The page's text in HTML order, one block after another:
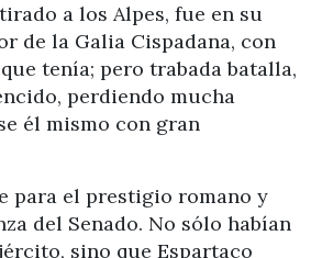
a los Alpes, fue en su
de la Galia Cispadana, con
tenía; pero trabada batalla,
perdiendo mucha
él mismo con gran
para el prestigio romano y
del Senado. No sólo habían
sino que Espartaco